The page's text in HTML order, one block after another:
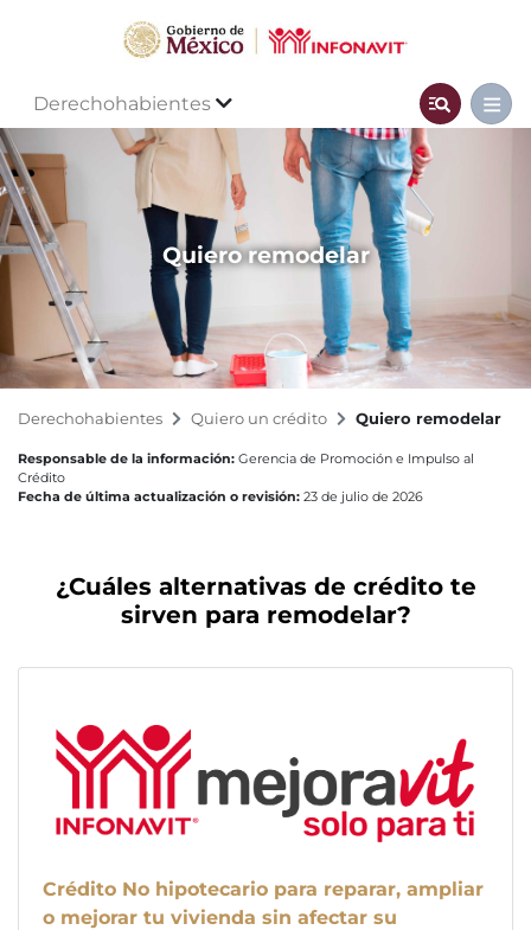
Derechohabientes
Quiero remodelar
Derechohabientes Quiero un crédito Quiero remodelar
Responsable de la información: Gerencia de Promoción e Impulso al
Crédito
Fecha de última actualización o revisión: 23 de julio de 2026
¿Cuáles alternativas de crédito te
sirven para remodelar?
Crédito No hipotecario para reparar, ampliar
o mejorar tu vivienda sin afectar su